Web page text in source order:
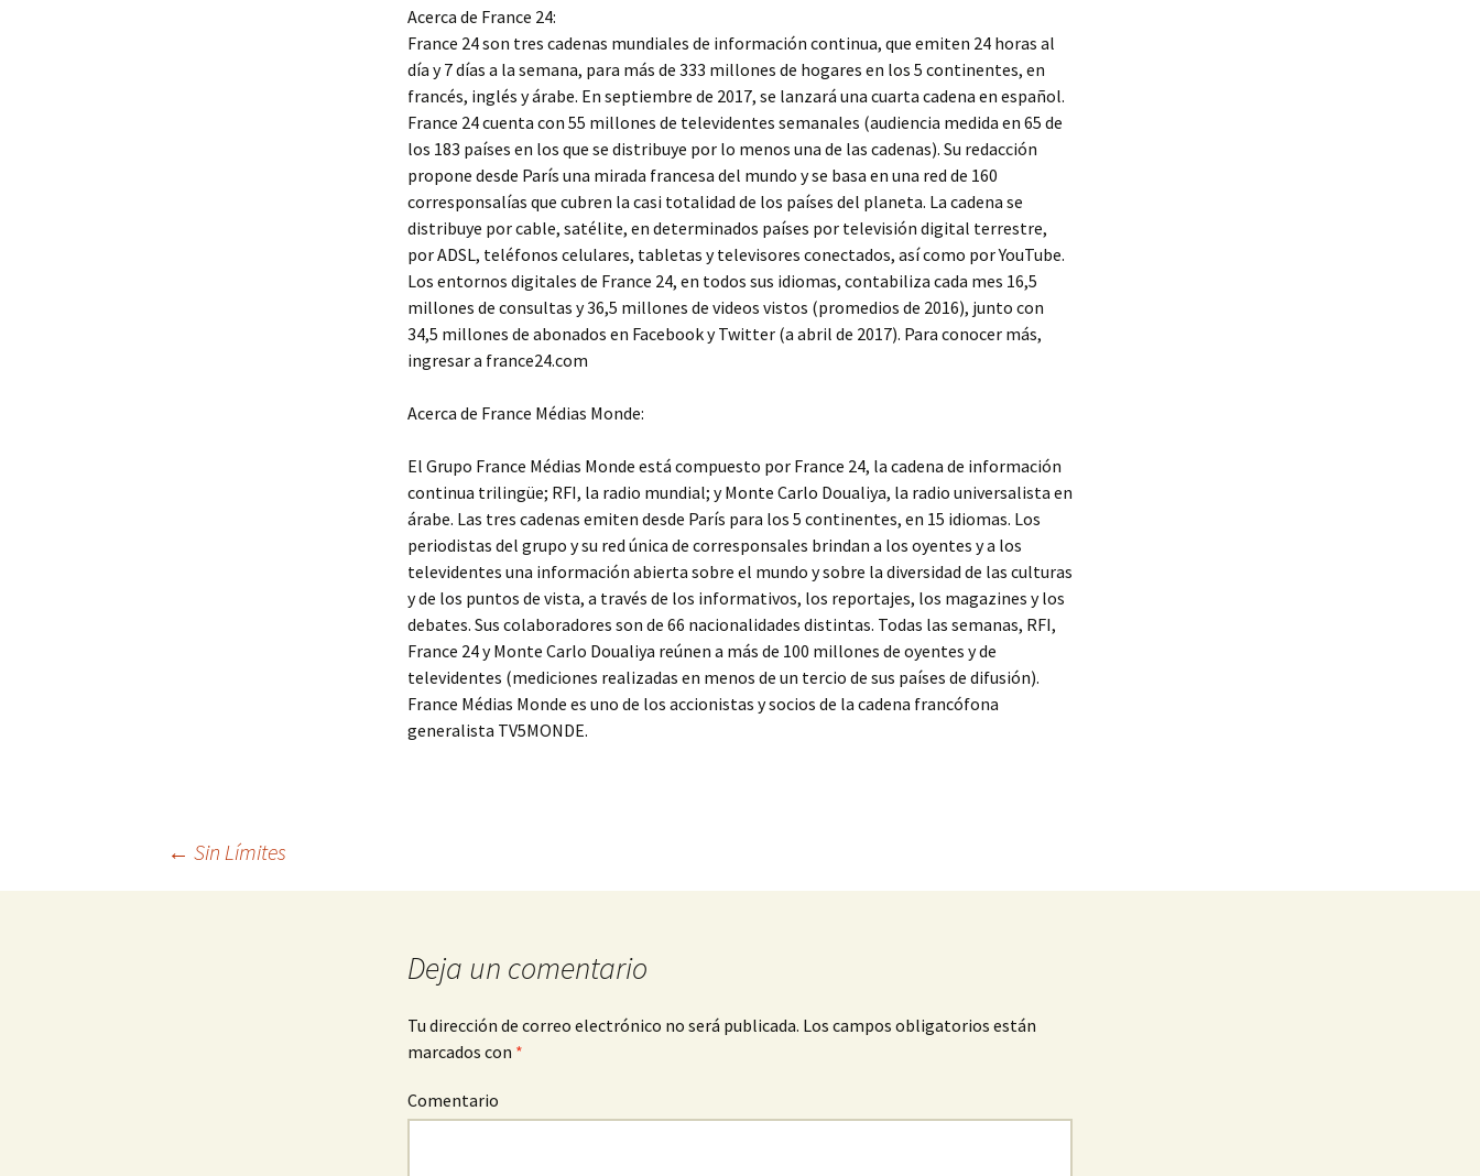
Acerca de France 24:
France 24 son tres cadenas mundiales de información continua, que emiten 24 horas al
día y 7 días a la semana, para más de 333 millones de hogares en los 5 continentes, en
francés, inglés y árabe. En septiembre de 2017, se lanzará una cuarta cadena en español.
France 24 cuenta con 55 millones de televidentes semanales (audiencia medida en 65 de
los 183 países en los que se distribuye por lo menos una de las cadenas). Su redacción
propone desde París una mirada francesa del mundo y se basa en una red de 160
corresponsalías que cubren la casi totalidad de los países del planeta. La cadena se
distribuye por cable, satélite, en determinados países por televisión digital terrestre,
por ADSL, teléfonos celulares, tabletas y televisores conectados, así como por YouTube.
Los entornos digitales de France 24, en todos sus idiomas, contabiliza cada mes 16,5
millones de consultas y 36,5 millones de videos vistos (promedios de 2016), junto con
34,5 millones de abonados en Facebook y Twitter (a abril de 2017). Para conocer más,
ingresar a france24.com
Acerca de France Médias Monde:
El Grupo France Médias Monde está compuesto por France 24, la cadena de información
continua trilingüe; RFI, la radio mundial; y Monte Carlo Doualiya, la radio universalista en
árabe. Las tres cadenas emiten desde París para los 5 continentes, en 15 idiomas. Los
periodistas del grupo y su red única de corresponsales brindan a los oyentes y a los
televidentes una información abierta sobre el mundo y sobre la diversidad de las culturas
y de los puntos de vista, a través de los informativos, los reportajes, los magazines y los
debates. Sus colaboradores son de 66 nacionalidades distintas. Todas las semanas, RFI,
France 24 y Monte Carlo Doualiya reúnen a más de 100 millones de oyentes y de
televidentes (mediciones realizadas en menos de un tercio de sus países de difusión).
France Médias Monde es uno de los accionistas y socios de la cadena francófona
generalista TV5MONDE.
Navegación
← Sin Límites
Deja un comentario
Tu dirección de correo electrónico no será publicada. Los campos obligatorios están
marcados con *
Comentario